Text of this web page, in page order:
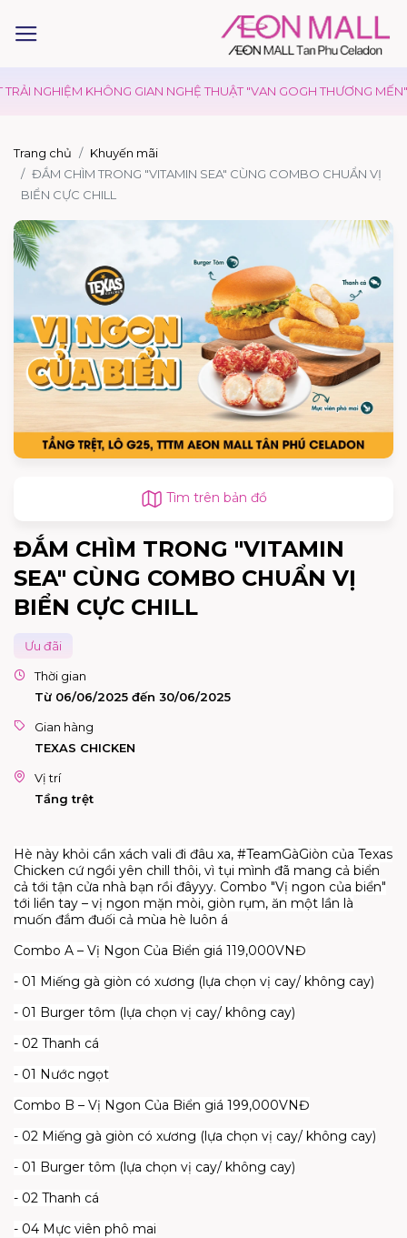
NGHIỆM KHÔNG GIAN NGHỆ THUẬT "VAN GOGH THƯƠNG MẾN"
Trang chủ
Khuyến mãi
ĐẮM CHÌM TRONG "VITAMIN SEA" CÙNG COMBO CHUẨN VỊ
BIỂN CỰC CHILL
Tìm trên bản đồ
ĐẮM CHÌM TRONG "VITAMIN
SEA" CÙNG COMBO CHUẨN VỊ
BIỂN CỰC CHILL
Ưu đãi
Thời gian
Từ 06/06/2025 đến 30/06/2025
Gian hàng
TEXAS CHICKEN
Vị trí
Tầng trệt
Hè này khỏi cần xách vali đi đâu xa, #TeamGàGiòn của Texas
Chicken cứ ngồi yên chill thôi, vì tụi mình đã mang cả biển
cả tới tận cửa nhà bạn rồi đâyyy. Combo "Vị ngon của biển"
tới liền tay – vị ngon mặn mòi, giòn rụm, ăn một lần là
muốn đắm đuối cả mùa hè luôn á
Combo A – Vị Ngon Của Biển giá 119,000VNĐ
- 01 Miếng gà giòn có xương (lựa chọn vị cay/ không cay)
- 01 Burger tôm (lựa chọn vị cay/ không cay)
- 02 Thanh cá
- 01 Nước ngọt
Combo B – Vị Ngon Của Biển giá 199,000VNĐ
- 02 Miếng gà giòn có xương (lựa chọn vị cay/ không cay)
- 01 Burger tôm (lựa chọn vị cay/ không cay)
- 02 Thanh cá
- 04 Mực viên phô mai